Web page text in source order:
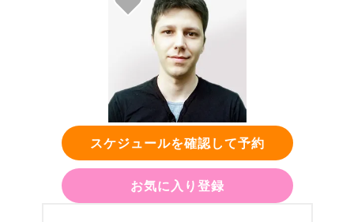
スケジュールを確認して予約
お気に入り登録